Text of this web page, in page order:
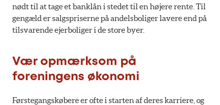
nødt til at tage et banklån i stedet til en højere rente. Til
gengæld er salgspriserne på andelsboliger lavere end på
tilsvarende ejerboliger i de store byer.
Vær opmærksom på
foreningens økonomi
Førstegangskøbere er ofte i starten af deres karriere, og